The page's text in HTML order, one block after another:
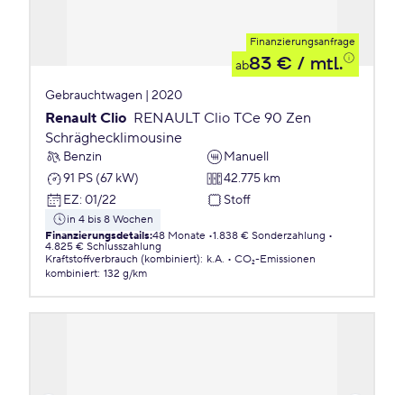
Finanzierungsanfrage
ab83 € / mtl.
Gebrauchtwagen | 2020
Renault Clio RENAULT Clio TCe 90 Zen
Schräghecklimousine
Benzin
Manuell
91 PS (67 kW)
42.775 km
EZ: 01/22 Stoff
in 4 bis 8 Wochen
Finanzierungsdetails:48 Monate 1.838 € Sonderzahlung
4.825 € Schlusszahlung
Kraftstoffverbrauch (kombiniert): k.A.
CO₂-Emissionen
kombiniert: 132 g/km